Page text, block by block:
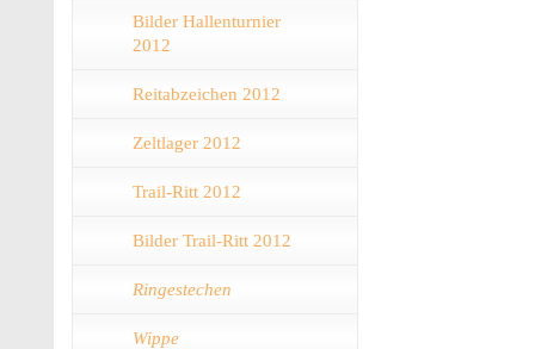
Bilder Hallenturnier
2012
Reitabzeichen 2012
Zeltlager 2012
Trail-Ritt 2012
Bilder Trail-Ritt 2012
Ringestechen
Wippe